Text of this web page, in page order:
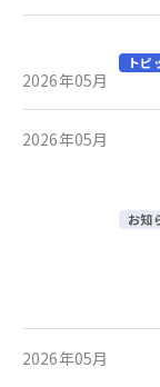
2026年05月
トピ
2026年05月
お知
2026年05月